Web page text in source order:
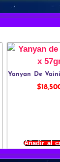
Yanyan De
$
Añadir al